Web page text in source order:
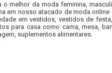
o melhor da moda feminina,
em nosso atacado de moda
em vestidos, vestidos de
para casa como cama, mesa,
suplementos alimentares.